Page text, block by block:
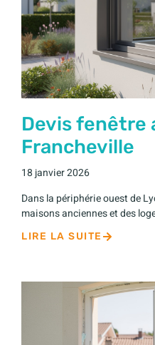
Devis fenêtre
Francheville
18 janvier 2026
Dans la périphérie ouest de
maisons anciennes et des
LIRE LA SUITE